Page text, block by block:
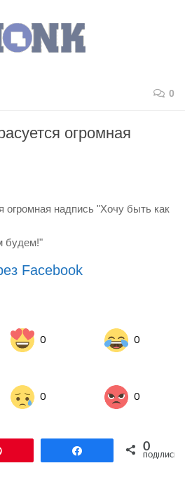
0
огромная
огромная надпись "Хочу быть как
будем!"
Facebook
0 0
0 0
Поділитися0
ПОДІЛИСЬ